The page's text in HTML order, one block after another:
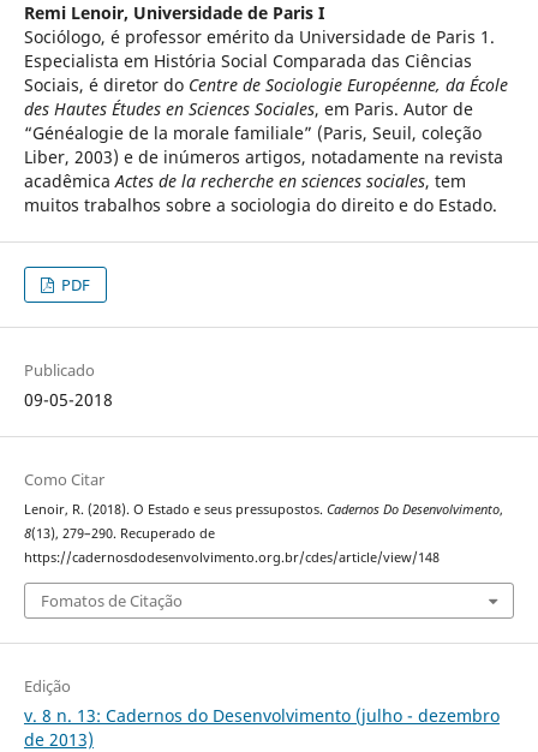
Remi Lenoir, Universidade de Paris I
Sociólogo, é professor emérito da Universidade de Paris 1.
Especialista em História Social Comparada das Ciências
Sociais, é diretor do Centre de Sociologie Européenne, da École
des Hautes Études en Sciences Sociales, em Paris. Autor de
“Généalogie de la morale familiale” (Paris, Seuil, coleção
Liber, 2003) e de inúmeros artigos, notadamente na revista
acadêmicaActes de la recherche en sciences sociales, tem
muitos trabalhos sobre a sociologia do direito e do Estado.
PDF
Publicado
09-05-2018
Como Citar
Lenoir, R. (2018). O Estado e seus pressupostos. Cadernos Do Desenvolvimento,
8(13), 279–290. Recuperado de
https://cadernosdodesenvolvimento.org.br/cdes/article/view/148
Fomatos de Citação
Edição
v. 8 n. 13: Cadernos do Desenvolvimento (julho - dezembro
de 2013)